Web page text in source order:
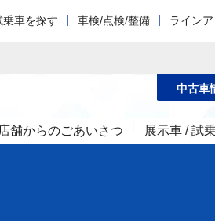
乗車を探す 車検/点検/整備 ライン
店舗からのごあいさつ 展示車 / 試
中古車